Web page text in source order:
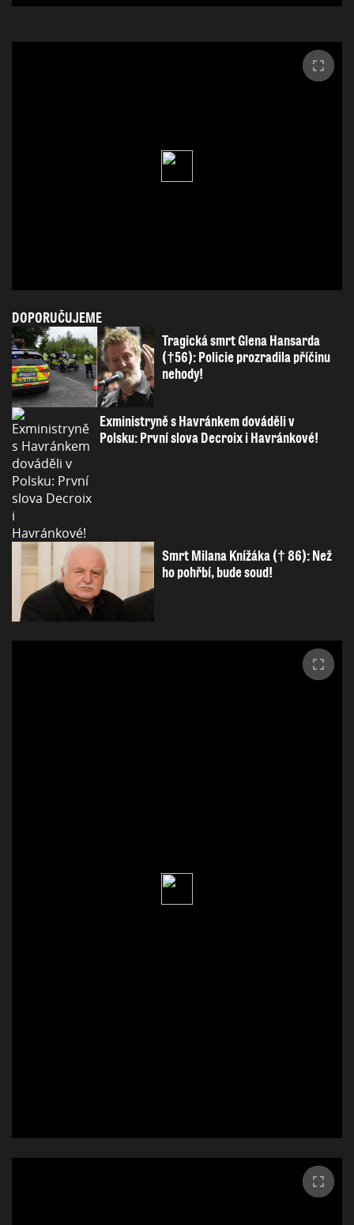
DOPORUČUJEME
Tragická smrt Glena Hansarda
(†56): Policie prozradila příčinu
nehody!
Exministryně s Havránkem dováděli v
Polsku: První slova Decroix i Havránkové!
Smrt Milana Knížáka († 86): Než
ho pohřbí, bude soud!